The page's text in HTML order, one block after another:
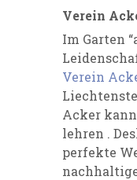
Verein
Im Garten
Verein
Acker
lehren .
perfekte